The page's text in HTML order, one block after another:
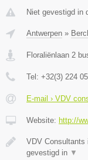
Niet gevestigd in
Antwerpen »
Floraliënlaan 2
Tel: +32(3) 224
E-mail › VDV
Website: http://
VDV Consultants
gevestigd in ▼